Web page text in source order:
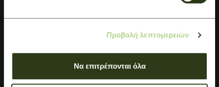
Προβολή λεπτομερειών
Να επιτρέπονται όλα